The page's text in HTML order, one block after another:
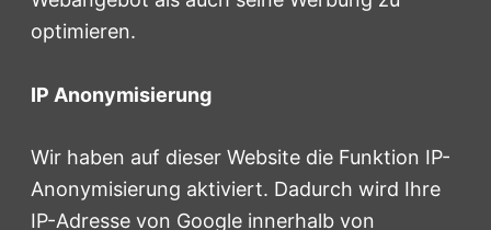
optimieren.
IP Anonymisierung
Wir haben auf dieser Website die Funktion IP-
Anonymisierung aktiviert. Dadurch wird Ihre
IP-Adresse von Google innerhalb von